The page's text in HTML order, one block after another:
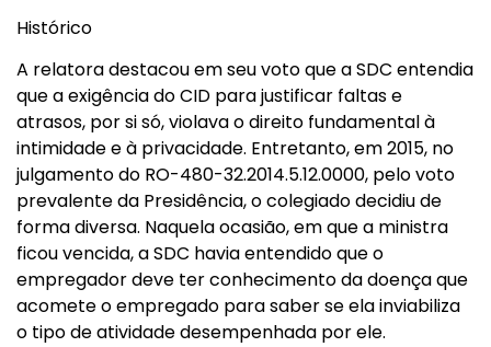
Histórico
A relatora destacou em seu voto que a SDC entendia
que a exigência do CID para justificar faltas e
atrasos, por si só, violava o direito fundamental à
intimidade e à privacidade. Entretanto, em 2015, no
julgamento do RO-480-32.2014.5.12.0000, pelo voto
prevalente da Presidência, o colegiado decidiu de
forma diversa. Naquela ocasião, em que a ministra
ficou vencida, a SDC havia entendido que o
empregador deve ter conhecimento da doença que
acomete o empregado para saber se ela inviabiliza
o tipo de atividade desempenhada por ele.